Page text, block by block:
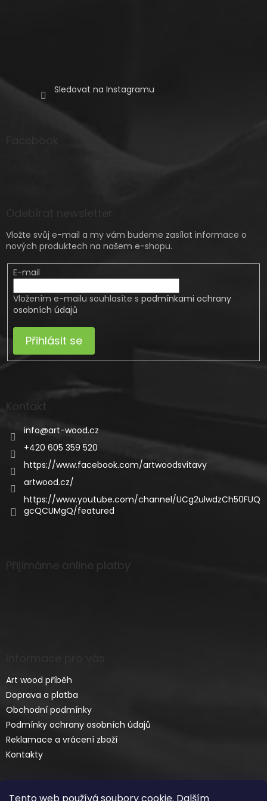
Sledovat na Instagramu
Vložte svůj e-mail a my vám budeme zasílat informace o
nových produktech na našem e-shopu.
E-mail
Vložením e-mailu souhlasíte s podmínkami ochrany
osobních údajů
Přihlásit se
Kontakt
info@art-wood.cz
+420 605 359 520
https://www.facebook.com/artwoodsvitavy
artwood.cz/
https://www.youtube.com/channel/UCg2ulwdzCh50FUQ
gcQCUMgQ/featured
Přijímáme online platby
Art wood příběh
Doprava a platba
Obchodní podmínky
Podmínky ochrany osobních údajů
Reklamace a vrácení zboží
Kontakty